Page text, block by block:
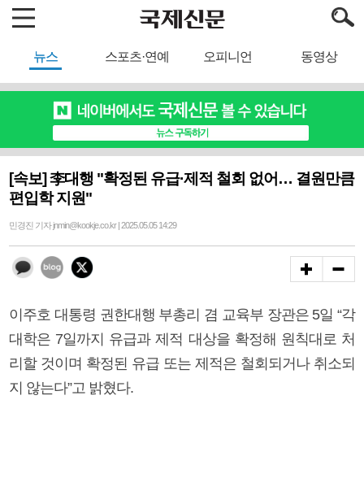
뉴스 스포츠·연예 오피니언 동영상
[속보] 李대행 "확정된 유급·제적 철회 없어… 결원만큼
편입학 지원"
민경진 기자 jnmin@kookje.co.kr | 2025.05.05 14:29
이주호 대통령 권한대행 부총리 겸 교육부 장관은 5일 “각
대학은 7일까지 유급과 제적 대상을 확정해 원칙대로 처
리할 것이며 확정된 유급 또는 제적은 철회되거나 취소되
지 않는다”고 밝혔다.